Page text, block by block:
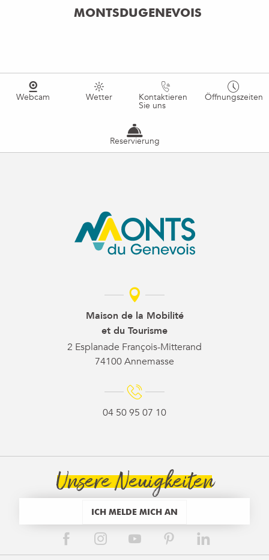
MONTSDUGENEVOIS
Webcam Wetter Kontaktieren
Sie uns
Öffnungszeiten
Reservierung
Maison de la Mobilité
et du Tourisme
2 Esplanade François-Mitterand
74100 Annemasse
04 50 95 07 10
Unsere Neuigkeiten
ICH MELDE MICH AN